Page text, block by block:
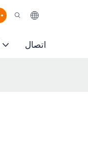
اتصال